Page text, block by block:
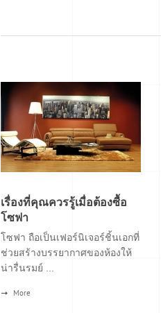
เรื่องที่คุณควรรู้เมื่อต้องซื้อ
โซฟา
โซฟา ถือเป็นเฟอร์นิเจอร์ชิ้นเอกที่
ช่วยสร้างบรรยากาศของห้องให้
น่ารื่นรมย์ ...
More